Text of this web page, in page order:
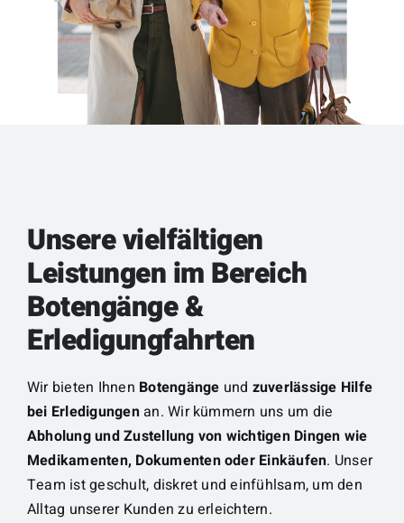
Unsere vielfältigen
Leistungen im Bereich
Botengänge &
Erledigungfahrten
Wir bieten Ihnen Botengänge und zuverlässige Hilfe
bei Erledigungenan. Wir kümmern uns um die
Abholung und Zustellung von wichtigen Dingen wie
Medikamenten, Dokumenten oder Einkäufen. Unser
Team ist geschult, diskret und einfühlsam, um den
Alltag unserer Kunden zu erleichtern.